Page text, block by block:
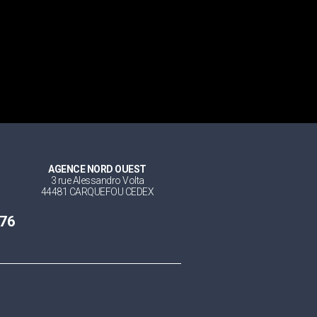
AGENCE NORD OUEST
3 rue Alessandro Volta
44481 CARQUEFOU CEDEX